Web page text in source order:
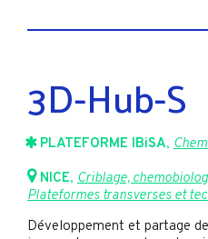
3D-Hub-S
PLATEFORME IBiSA,
NICE, Criblage,
Plateformes transverses et
Développement et partage